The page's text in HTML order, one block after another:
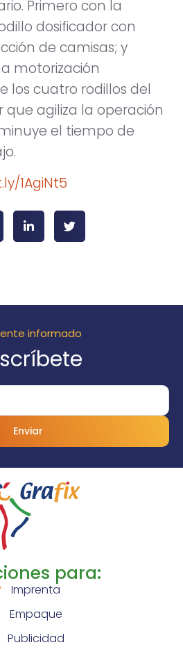
Primero con la
dosificador con
de camisas; y
motorización
los cuatro rodillos del
agiliza la operación
el tiempo de
1AgiNt5
informado
Enviar
para:
Imprenta
Empaque
Publicidad